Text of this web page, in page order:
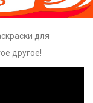
для
другое!